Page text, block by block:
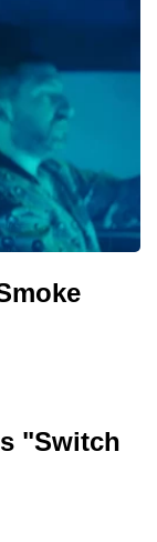
"Switch